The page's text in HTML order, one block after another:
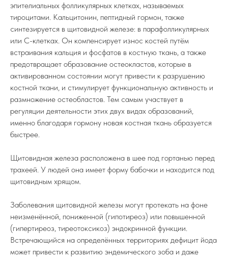
эпителиальных фолликулярных клетках, называемых
тироцитами. Кальцитонин, пептидный гормон, также
синтезируется в щитовидной железе: в парафолликулярных
или C-клетках. Он компенсирует износ костей путём
встраивания кальция и фосфатов в костную ткань, а также
предотвращает образование остеокластов, которые в
активированном состоянии могут привести к разрушению
костной ткани, и стимулирует функциональную активность и
размножение остеобластов. Тем самым участвует в
регуляции деятельности этих двух видах образований,
именно благодаря гормону новая костная ткань образуется
быстрее.
Щитовидная железа расположена в шее под гортанью перед
трахеей. У людей она имеет форму бабочки и находится под
щитовидным хрящом.
Заболевания щитовидной железы могут протекать на фоне
неизменённой, пониженной (гипотиреоз) или повышенной
(гипертиреоз, тиреотоксикоз) эндокринной функции.
Встречающийся на определённых территориях дефицит йода
может привести к развитию эндемического зоба и даже